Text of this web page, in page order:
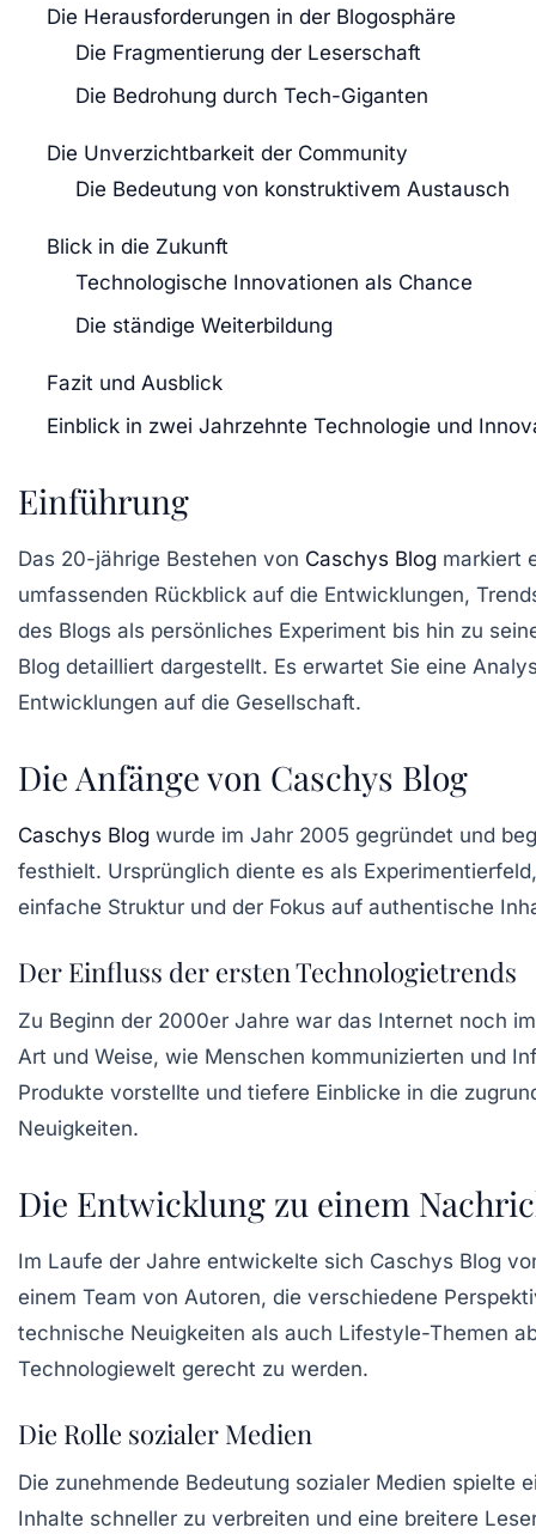
Die Herausforderungen in der Blogosphäre
Die Fragmentierung der Leserschaft
Die Bedrohung durch Tech-Giganten
Die Unverzichtbarkeit der Community
Die Bedeutung von konstruktivem Austausch
Blick in die Zukunft
Technologische Innovationen als Chance
Die ständige Weiterbildung
Fazit und Ausblick
Einblick in zwei Jahrzehnte Technologie und
Einführung
Das 20-jährige Bestehen von Caschys Blog markiert
umfassenden Rückblick auf die Entwicklungen,
des Blogs als persönliches Experiment bis hin zu
Blog detailliert dargestellt. Es erwartet Sie eine
Entwicklungen auf die Gesellschaft.
Die Anfänge von Caschys Blog
Caschys Blog wurde im Jahr 2005 gegründet und
festhielt. Ursprünglich diente es als
einfache Struktur und der Fokus auf authentische
Der Einfluss der ersten Technologietrends
Zu Beginn der 2000er Jahre war das Internet noch
Art und Weise, wie Menschen kommunizierten und
Produkte vorstellte und tiefere Einblicke in die
Neuigkeiten.
Die Entwicklung zu einem
Im Laufe der Jahre entwickelte sich Caschys Blog
einem Team von Autoren, die verschiedene
technische Neuigkeiten als auch Lifestyle-Themen
Technologiewelt gerecht zu werden.
Die Rolle sozialer Medien
Die zunehmende Bedeutung sozialer Medien spielte
Inhalte schneller zu verbreiten und eine breitere